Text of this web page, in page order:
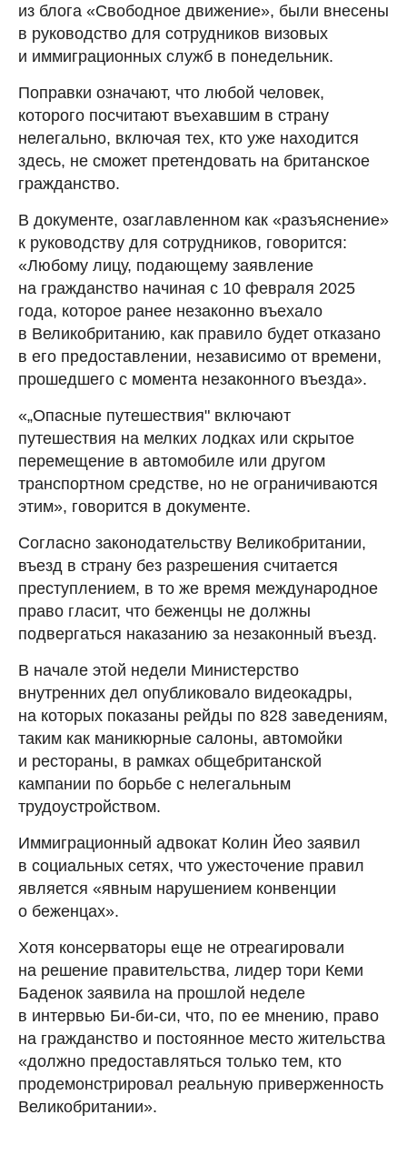
из блога «Свободное движение», были внесены
в руководство для сотрудников визовых
и иммиграционных служб в понедельник.
Поправки означают, что любой человек,
которого посчитают въехавшим в страну
нелегально, включая тех, кто уже находится
здесь, не сможет претендовать на британское
гражданство.
В документе, озаглавленном как «разъяснение»
к руководству для сотрудников, говорится:
«Любому лицу, подающему заявление
на гражданство начиная с 10 февраля 2025
года, которое ранее незаконно въехало
в Великобританию, как правило будет отказано
в его предоставлении, независимо от времени,
прошедшего с момента незаконного въезда».
«„Опасные путешествия" включают
путешествия на мелких лодках или скрытое
перемещение в автомобиле или другом
транспортном средстве, но не ограничиваются
этим», говорится в документе.
Согласно законодательству Великобритании,
въезд в страну без разрешения считается
преступлением, в то же время международное
право гласит, что беженцы не должны
подвергаться наказанию за незаконный въезд.
В начале этой недели Министерство
внутренних дел опубликовало видеокадры,
на которых показаны рейды по 828 заведениям,
таким как маникюрные салоны, автомойки
и рестораны, в рамках общебританской
кампании по борьбе с нелегальным
трудоустройством.
Иммиграционный адвокат Колин Йео заявил
в социальных сетях, что ужесточение правил
является «явным нарушением конвенции
о беженцах».
Хотя консерваторы еще не отреагировали
на решение правительства, лидер тори Кеми
Баденок заявила на прошлой неделе
в интервью Би-би-си, что, по ее мнению, право
на гражданство и постоянное место жительства
«должно предоставляться только тем, кто
продемонстрировал реальную приверженность
Великобритании».